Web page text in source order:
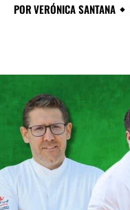
PORVERÓNICA SANTANA